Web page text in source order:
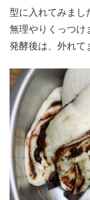
型に入れてみまし
無理やりくっつけ
発酵後は、外れて